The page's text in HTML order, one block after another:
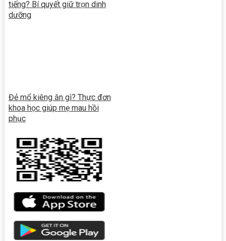
tiếng? Bí quyết giữ trọn dinh
dưỡng
Đẻ mổ kiêng ăn gì? Thực đơn
khoa học giúp mẹ mau hồi
phục